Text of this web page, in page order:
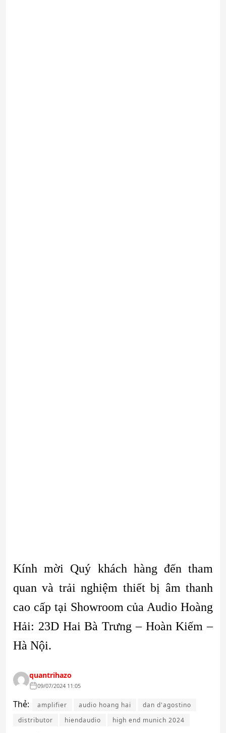
Kính mời Quý khách hàng đến tham
quan và trải nghiệm thiết bị âm thanh
cao cấp tại Showroom của Audio Hoàng
Hải: 23D Hai Bà Trưng – Hoàn Kiếm –
Hà Nội.
quantrihazo
09/07/2024 11:05
Thẻ: amplifier audio hoang hai
dan d'agostino
distributor
hiendaudio high end munich 2024